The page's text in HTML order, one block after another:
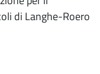
di Langhe-Roero